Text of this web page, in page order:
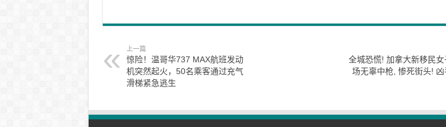
上一篇
惊险！温哥华737 MAX航班发动
机突然起火，50名乘客通过充气
滑梯紧急逃生
全城恐慌! 加拿大新移民女
场无辜中枪, 惨死街头! 凶